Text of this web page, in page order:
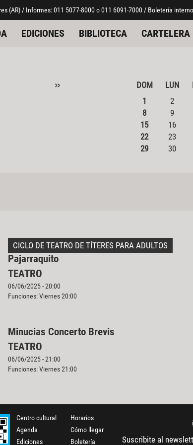
(AR) / Informes: 011 5077-8000 o 011 6091-7000 / Boletería
EDICIONES BIBLIOTECA CARTELERA
» DOM LUN
1
2
8
9
15
16
22
23
29
30
CICLO DE TEATRO DE TÍTERES PARA ADULTOS
Pajarraquito
TEATRO
06/06/2025 - 20:00
Funciones: Viernes 20:00
Minucias Concerto Brevis
TEATRO
06/06/2025 - 21:00
Funciones: Viernes 21:00
Centro cultural
Agenda
Ediciones
Horarios
Cómo llegar
Boletería
Suscribite al